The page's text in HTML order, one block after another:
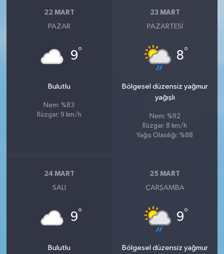
22 MART
PAZAR
9°
Bulutlu
Nem: %83
Rüzgar: 9 km/h
23 MART
PAZARTESI
8°
Bölgesel düzensiz yağmur
yağışlı
Nem: %92
Rüzgar: 8 km/h
Yağış Olasılığı: %88
24 MART
SALI
9°
Bulutlu
25 MART
ÇARŞAMBA
9°
Bölgesel düzensiz yağmur